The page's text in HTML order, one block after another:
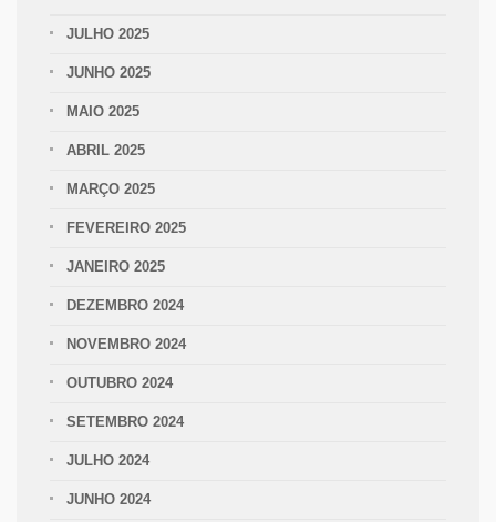
JULHO 2025
JUNHO 2025
MAIO 2025
ABRIL 2025
MARÇO 2025
FEVEREIRO 2025
JANEIRO 2025
DEZEMBRO 2024
NOVEMBRO 2024
OUTUBRO 2024
SETEMBRO 2024
JULHO 2024
JUNHO 2024